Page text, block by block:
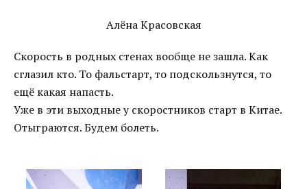
Алёна Красовская
Скорость в родных стенах вообще не зашла. Как
сглазил кто. То фальстарт, то подскользнутся, то
ещё какая напасть.
Уже в эти выходные у скоростников старт в Китае.
Отыграются. Будем болеть.